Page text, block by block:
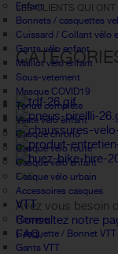
Enfant
Bonnets / casquettes
Cuissard / Collant vélo
Gants vélo enfant
Maillot vélo enfant
Sous-vetement
Masque COVID19
Tenue complète
Veste vélo enfant
Casque chrono
Casque vélo route
Casque vélo enfant
Casque vélo urbain
Accessoires casques
VTT
Homme
Casquette / Bonnet VTT
Gants VTT
LES CLIENTS QUI
FAQ
Avez vous besoin
Consultez notre
FAQ.